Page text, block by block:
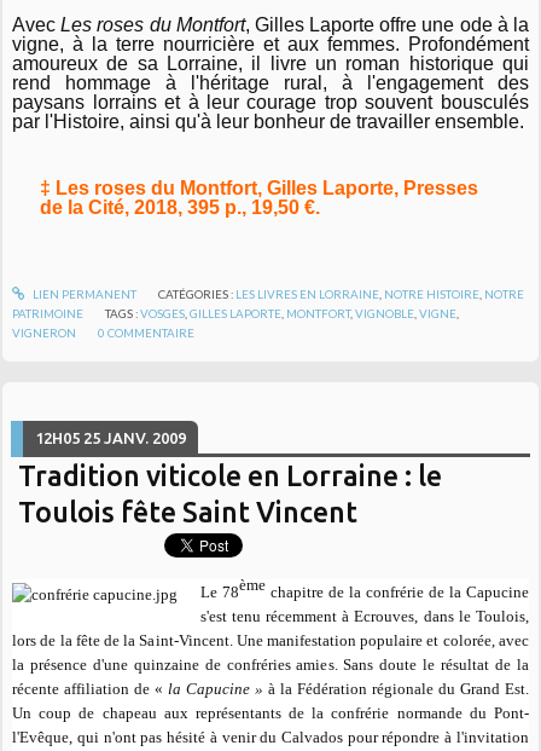
AvecLes roses du Montfort, Gilles Laporte offre une ode à la
vigne, à la terre nourricière et aux femmes. Profondément
amoureux de sa Lorraine, il livre un roman historique qui
rend hommage à l'héritage rural, à l'engagement des
paysans lorrains et à leur courage trop souvent bousculés
par l'Histoire, ainsi qu'à leur bonheur de travailler ensemble.
‡ Les roses du Montfort, Gilles Laporte, Presses
de la Cité, 2018, 395 p., 19,50 €.
LIEN PERMANENT CATÉGORIES : LES LIVRES EN LORRAINE, NOTRE HISTOIRE, NOTRE
PATRIMOINE
TAGS :VOSGES ,GILLES LAPORTE MONTFORT,VIGNOBLE ,VIGNE
VIGNERON
0 COMMENTAIRE
12H05 25 JANV. 2009
Tradition viticole en Lorraine : le
Toulois fête Saint Vincent
Le 78èmechapitre de la confrérie de la Capucine
s'est tenu récemment à Ecrouves, dans le Toulois,
lors de la fête de la Saint-Vincent. Une manifestation populaire et colorée, avec
la présence d'une quinzaine de confréries amies. Sans doute le résultat de la
récente affiliation de «la Capucine » à la Fédération régionale du Grand Est.
Un coup de chapeau aux représentants de la confrérie normande du Pont-
l'Evêque, qui n'ont pas hésité à venir du Calvados pour répondre à l'invitation